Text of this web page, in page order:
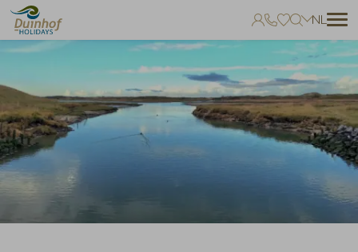
Geen favorieten
Je kunt accommodaties toevoegen aan uw favorieten door op het
NL